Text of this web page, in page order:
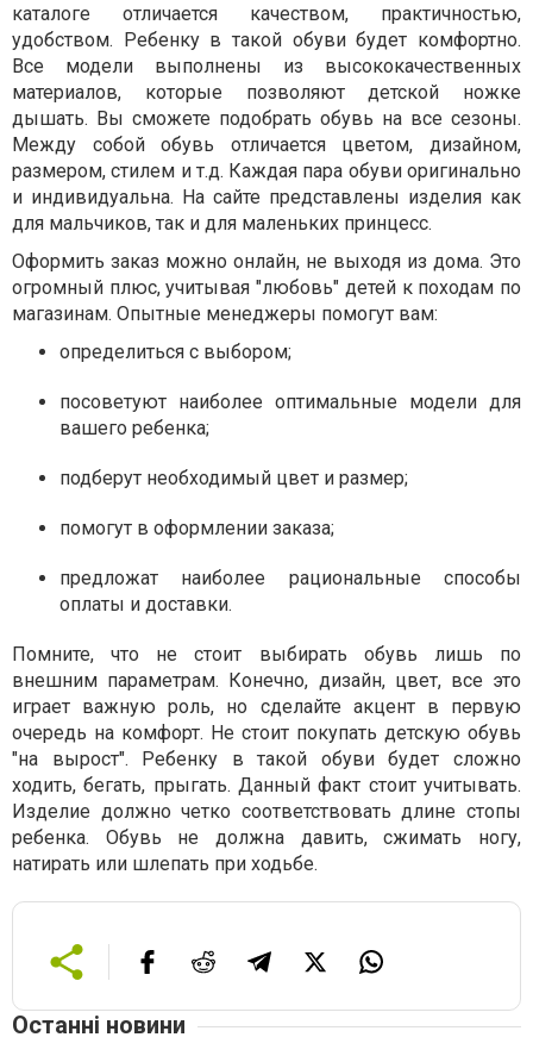
каталоге отличается качеством, практичностью,
удобством. Ребенку в такой обуви будет комфортно.
Все модели выполнены из высококачественных
материалов, которые позволяют детской ножке
дышать. Вы сможете подобрать обувь на все сезоны.
Между собой обувь отличается цветом, дизайном,
размером, стилем и т.д. Каждая пара обуви оригинально
и индивидуальна. На сайте представлены изделия как
для мальчиков, так и для маленьких принцесс.
Оформить заказ можно онлайн, не выходя из дома. Это
огромный плюс, учитывая "любовь" детей к походам по
магазинам. Опытные менеджеры помогут вам:
определиться с выбором;
посоветуют наиболее оптимальные модели для
вашего ребенка;
подберут необходимый цвет и размер;
помогут в оформлении заказа;
предложат наиболее рациональные способы
оплаты и доставки.
Помните, что не стоит выбирать обувь лишь по
внешним параметрам. Конечно, дизайн, цвет, все это
играет важную роль, но сделайте акцент в первую
очередь на комфорт. Не стоит покупать детскую обувь
"на вырост". Ребенку в такой обуви будет сложно
ходить, бегать, прыгать. Данный факт стоит учитывать.
Изделие должно четко соответствовать длине стопы
ребенка. Обувь не должна давить, сжимать ногу,
натирать или шлепать при ходьбе.
Останні новини